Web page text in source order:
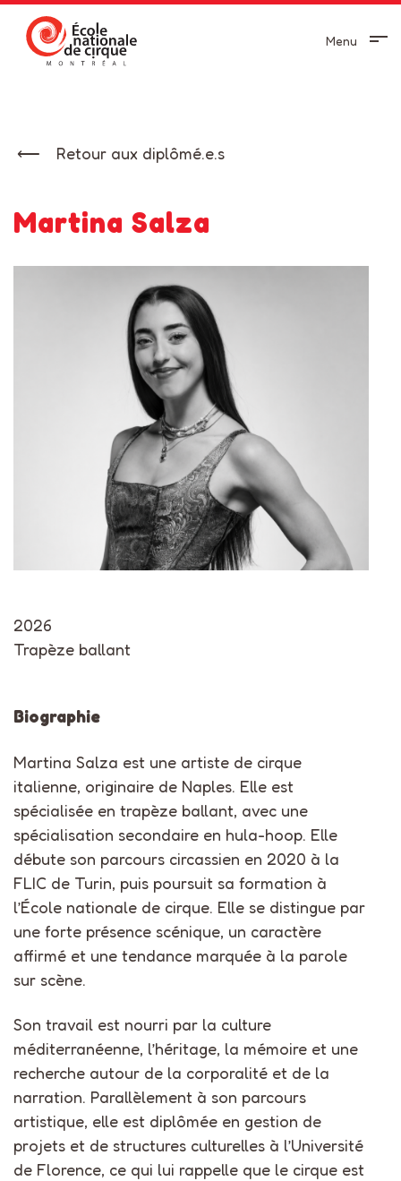
Menu
Retour aux diplômé.e.s
Martina Salza
2026
Trapèze ballant
Biographie
Martina Salza est une artiste de cirque
italienne, originaire de Naples. Elle est
spécialisée en trapèze ballant, avec une
spécialisation secondaire en hula-hoop. Elle
débute son parcours circassien en 2020 à la
FLIC de Turin, puis poursuit sa formation à
l’École nationale de cirque. Elle se distingue par
une forte présence scénique, un caractère
affirmé et une tendance marquée à la parole
sur scène.
Son travail est nourri par la culture
méditerranéenne, l’héritage, la mémoire et une
recherche autour de la corporalité et de la
narration. Parallèlement à son parcours
artistique, elle est diplômée en gestion de
projets et de structures culturelles à l’Université
de Florence, ce qui lui rappelle que le cirque est